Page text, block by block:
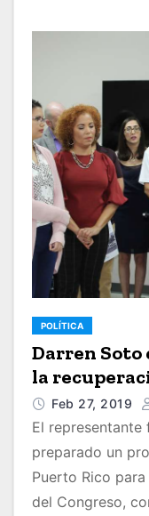
POLÍTICA
Darren Soto
la
Feb 27, 2019
El representante
preparado un
Puerto Rico
del Congreso,